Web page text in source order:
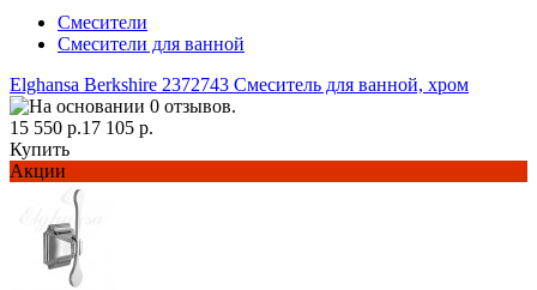
Смесители
Смесители для ванной
Elghansa Berkshire 2372743 Смеситель для ванной, хром
15 550 р.17 105 р.
Купить
Акции